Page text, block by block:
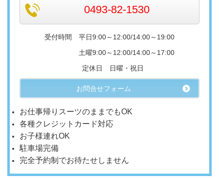
0493-82-1530
受付時間 平日9:00～12:00/14:00～19:00
土曜9:00～12:00/14:00～17:00
定休日 日曜・祝日
お問合せフォーム
お仕事帰りスーツのままでもOK
各種クレジットカード対応
お子様連れOK
駐車場完備
完全予約制でお待たせしません